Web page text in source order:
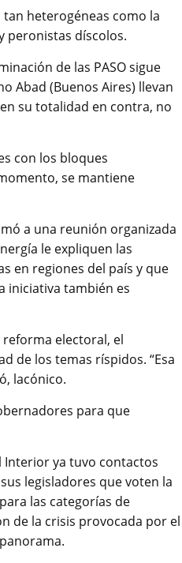
heterogéneas como la
peronistas díscolos.
de las PASO sigue
Abad (Buenos Aires) llevan
su totalidad en contra, no
con los bloques
se mantiene
a una reunión organizada
le expliquen las
en regiones del país y que
iniciativa también es
electoral, el
de los temas ríspidos. “Esa
lacónico.
para que
Interior ya tuvo contactos
legisladores que voten la
las categorías de
de la crisis provocada por el